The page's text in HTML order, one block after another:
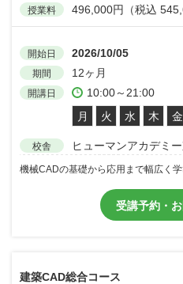
授業料 496,000円（税込
開始日 2026/10/05
期間 12ヶ月
開講日
10:00～21:00
月
火 水 木 金
校舎 ヒューマンアカデミ
機械CADの基礎から応用まで幅広く
受講予約・
建築CAD総合コース